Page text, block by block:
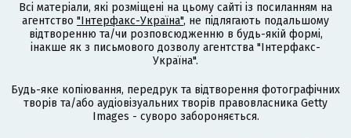
Всі матеріали, які розміщені на цьому сайті із посиланням на
агентство "Інтерфакс-Україна", не підлягають подальшому
відтворенню та/чи розповсюдженню в будь-якій формі,
інакше як з письмового дозволу агентства "Інтерфакс-
Україна".
Будь-яке копіювання, передрук та відтворення фотографічних
творів та/або аудіовізуальних творів правовласника Getty
Images - суворо забороняється.